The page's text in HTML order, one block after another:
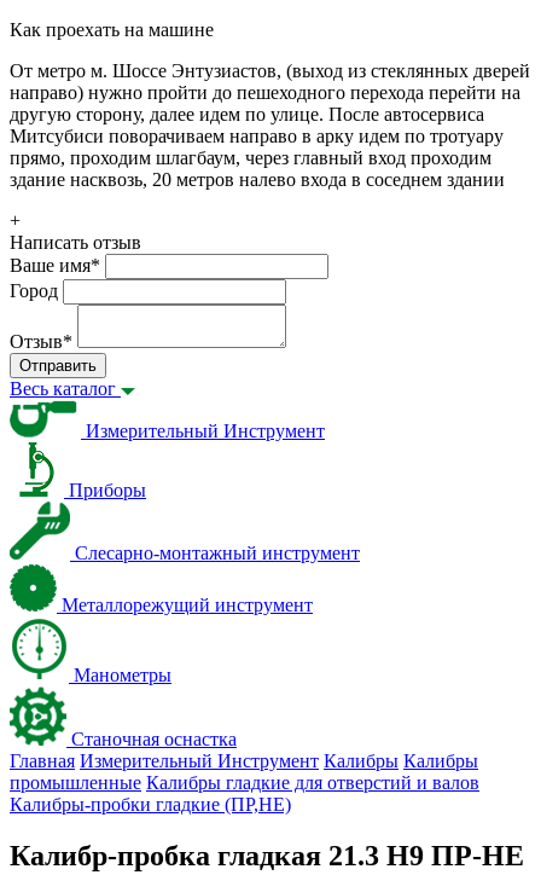
Как проехать на машине
От метро м. Шоссе Энтузиастов, (выход из стеклянных дверей
направо) нужно пройти до пешеходного перехода перейти на
другую сторону, далее идем по улице. После автосервиса
Митсубиси поворачиваем направо в арку идем по тротуару
прямо, проходим шлагбаум, через главный вход проходим
здание насквозь, 20 метров налево входа в соседнем здании
+
Написать отзыв
Ваше имя*
Город
Отзыв*
Отправить
Весь каталог
Измерительный Инструмент
Приборы
Слесарно-монтажный инструмент
Металлорежущий инструмент
Манометры
Станочная оснастка
Главная Измерительный Инструмент Калибры Калибры
промышленные Калибры гладкие для отверстий и валов
Калибры-пробки гладкие (ПР,НЕ)
Калибр-пробка гладкая 21.3 Н9 ПР-НЕ